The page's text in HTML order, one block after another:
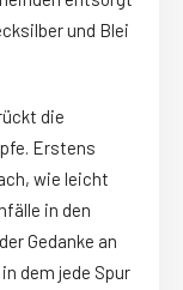
und Blei
die
Erstens
wie leicht
in den
Gedanke an
dem jede Spur